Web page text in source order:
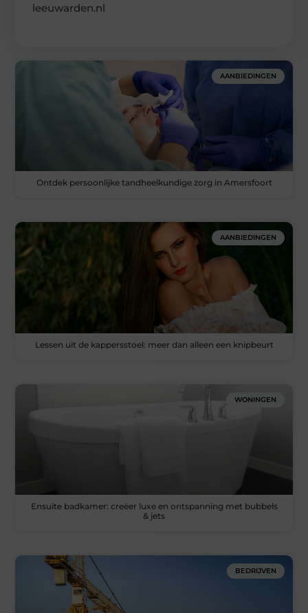
leeuwarden.nl
AANBIEDINGEN
Ontdek persoonlijke tandheelkundige zorg in Amersfoort
AANBIEDINGEN
Lessen uit de kappersstoel: meer dan alleen een knipbeurt
WONINGEN
Ensuite badkamer: creëer luxe en ontspanning met bubbels
& jets
BEDRIJVEN